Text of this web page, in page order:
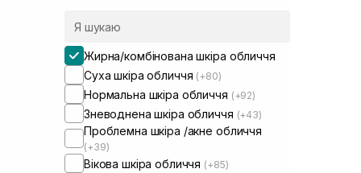
Жирна/комбінована шкіра обличчя
Суха шкіра обличчя (+80)
Нормальна шкіра обличчя (+92)
Зневоднена шкіра обличчя (+43)
Проблемна шкіра /акне обличчя
(+39)
Вікова шкіра обличчя (+85)